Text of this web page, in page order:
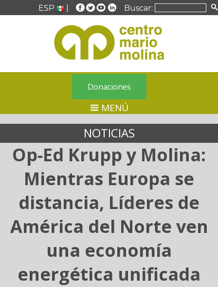
ESP Buscar:
Donaciones
MENÚ
NOTICIAS
Op-Ed Krupp y Molina:
Mientras Europa se
distancia, Líderes de
América del Norte ven
una economía
energética unificada